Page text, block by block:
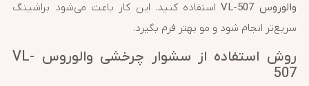
والوروس VL-507
استفاده کنید. این کار باعث می‌شود براشینگ
سریع‌تر انجام شود و مو بهتر فرم بگیرد.
روش استفاده از سشوار چرخشی والوروس VL-
507